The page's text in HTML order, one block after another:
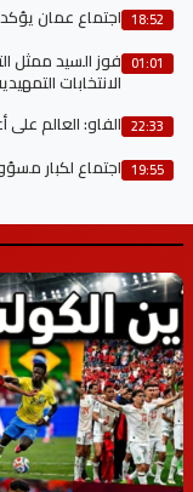
18:52 اجتماع عمان
01:01 فوز السيد ممثل
الانتخابات
22:33 الفاو: العالم
19:55 اجتماع لكبار